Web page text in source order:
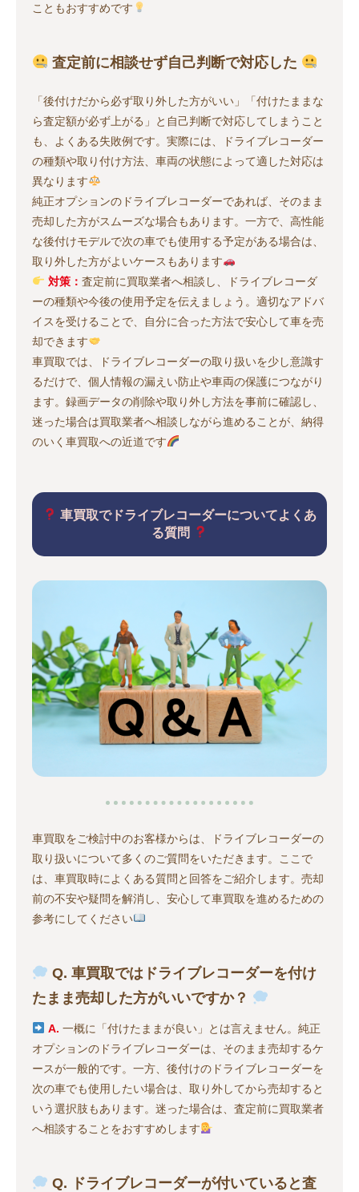
こともおすすめです
査定前に相談せず自己判断で対応した
「後付けだから必ず取り外した方がいい」「付けたままな
ら査定額が必ず上がる」と自己判断で対応してしまうこと
も、よくある失敗例です。実際には、ドライブレコーダー
の種類や取り付け方法、車両の状態によって適した対応は
異なります
純正オプションのドライブレコーダーであれば、そのまま
売却した方がスムーズな場合もあります。一方で、高性能
な後付けモデルで次の車でも使用する予定がある場合は、
取り外した方がよいケースもあります
対策： 査定前に買取業者へ相談し、ドライブレコーダ
ーの種類や今後の使用予定を伝えましょう。適切なアドバ
イスを受けることで、自分に合った方法で安心して車を売
却できます
車買取では、ドライブレコーダーの取り扱いを少し意識す
るだけで、個人情報の漏えい防止や車両の保護につながり
ます。録画データの削除や取り外し方法を事前に確認し、
迷った場合は買取業者へ相談しながら進めることが、納得
のいく車買取への近道です
車買取でドライブレコーダーについてよくあ
る質問
車買取をご検討中のお客様からは、ドライブレコーダーの
取り扱いについて多くのご質問をいただきます。ここで
は、車買取時によくある質問と回答をご紹介します。売却
前の不安や疑問を解消し、安心して車買取を進めるための
参考にしてください
Q. 車買取ではドライブレコーダーを付け
たまま売却した方がいいですか？
A. 一概に「付けたままが良い」とは言えません。純正
オプションのドライブレコーダーは、そのまま売却するケ
ースが一般的です。一方、後付けのドライブレコーダーを
次の車でも使用したい場合は、取り外してから売却すると
いう選択肢もあります。迷った場合は、査定前に買取業者
へ相談することをおすすめします
Q. ドライブレコーダーが付いていると査